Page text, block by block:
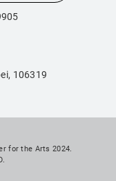
106319
for the Arts 2024.